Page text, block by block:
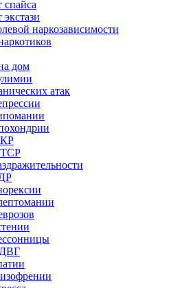
спайса
наркозависимости
дом
атак